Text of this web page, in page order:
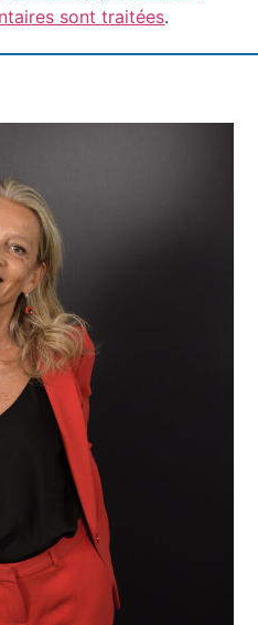
sont traitées.